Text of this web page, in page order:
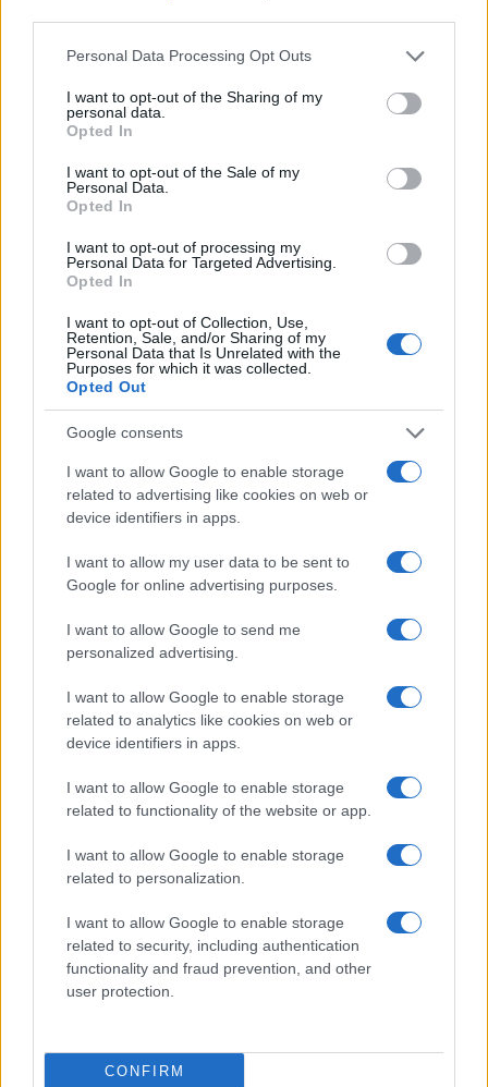
Please note that this website/app uses one or more Google
not limited to your visit or usage behaviour. You may click to
grant or deny consent to Google and its third-party tags to
use your data for below specified purposes in below Google
consent section.
Personal Data Processing Opt Outs
I want to opt-out of the Sharing of my
personal data.
Opted In
I want to opt-out of the Sale of my
Personal Data.
Opted In
I want to opt-out of processing my
Personal Data for Targeted Advertising.
Opted In
I want to opt-out of Collection, Use,
Retention, Sale, and/or Sharing of my
Personal Data that Is Unrelated with the
Purposes for which it was collected.
Opted Out
Google consents
I want to allow Google to enable storage
related to advertising like cookies on web or
device identifiers in apps.
I want to allow my user data to be sent to
Google for online advertising purposes.
I want to allow Google to send me
personalized advertising.
I want to allow Google to enable storage
related to analytics like cookies on web or
device identifiers in apps.
I want to allow Google to enable storage
related to functionality of the website or app.
I want to allow Google to enable storage
related to personalization.
I want to allow Google to enable storage
related to security, including authentication
functionality and fraud prevention, and other
user protection.
CONFIRM
ΑΙΧΜΕΣ: Καλοκαίρι ανατροπών
Συζητήσεις για τη λήξη της συνεργασίας
Παίρνουν… σειρά 26 σειρές για τη σεζόν 2026 – 2027
ΑΧΜΕΣ: Δεύτερες σκέψεις στον ΑΝΤ1...
Ποιοι θα παίρνουν χρήματα και ποιοι θα κόβονται-Ο νέος
χάρτης των επιδοτήσεων στην TV, μέσω ΕΚΚΟΜΕΔ